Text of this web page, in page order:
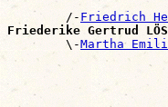
        /-
Friedrich
Friederike Gertrud
\-Martha Emilie